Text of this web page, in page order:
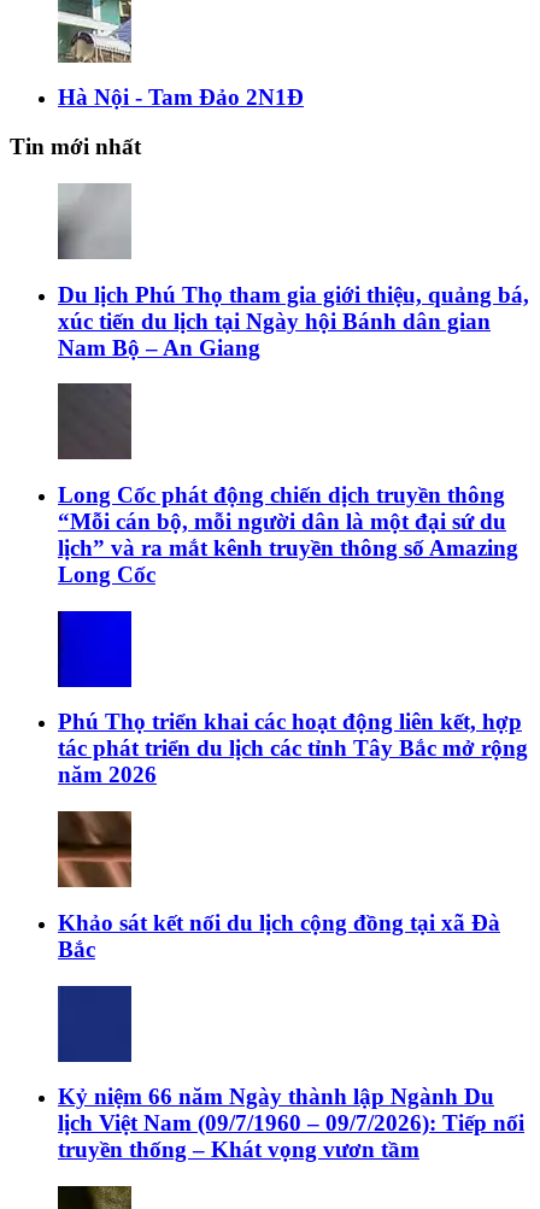
Hà Nội - Tam Đảo 2N1Đ
Tin mới nhất
Du lịch Phú Thọ tham gia giới thiệu, quảng bá,
xúc tiến du lịch tại Ngày hội Bánh dân gian
Nam Bộ – An Giang
Long Cốc phát động chiến dịch truyền thông
“Mỗi cán bộ, mỗi người dân là một đại sứ du
lịch” và ra mắt kênh truyền thông số Amazing
Long Cốc
Phú Thọ triển khai các hoạt động liên kết, hợp
tác phát triển du lịch các tỉnh Tây Bắc mở rộng
năm 2026
Khảo sát kết nối du lịch cộng đồng tại xã Đà
Bắc
Kỷ niệm 66 năm Ngày thành lập Ngành Du
lịch Việt Nam (09/7/1960 – 09/7/2026): Tiếp nối
truyền thống – Khát vọng vươn tầm